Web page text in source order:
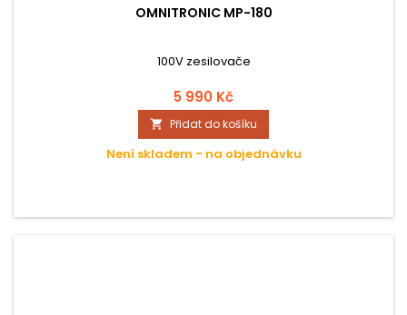
OMNITRONIC MP-180
100V zesilovače
5 990 Kč
 Přidat do košíku
Není skladem - na objednávku